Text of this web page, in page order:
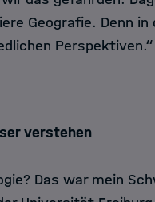
Geografie. Denn
Perspektiven.“
verstehen
Das war mein